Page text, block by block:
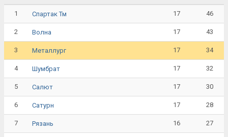
1 Спартак Тм 17 46
2 Волна 17 43
3 Металлург 17 34
4 Шумбрат 17 32
5 Салют 17 30
6 Сатурн 17 28
7 Рязань 16 27